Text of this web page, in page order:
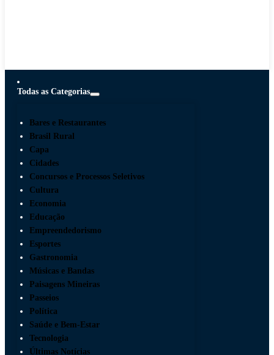
Todas as Categorias
Bares e Restaurantes
Brasil Rural
Capa
Cidades
Concursos e Processos Seletivos
Cultura
Economia
Educação
Empreendedorismo
Esportes
Gastronomia
Músicas e Bandas
Paisagens Mineiras
Passeios
Política
Saúde e Bem-Estar
Tecnologia
Últimas Notícias